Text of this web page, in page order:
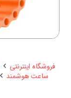
فروشگاه اینترنتی
ساعت هوشمند